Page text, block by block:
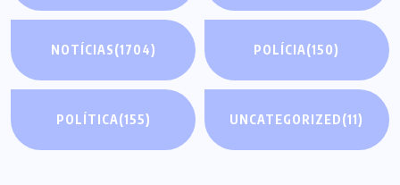
NOTÍCIAS(1704) POLÍCIA(150)
POLÍTICA(155) UNCATEGORIZED(11)